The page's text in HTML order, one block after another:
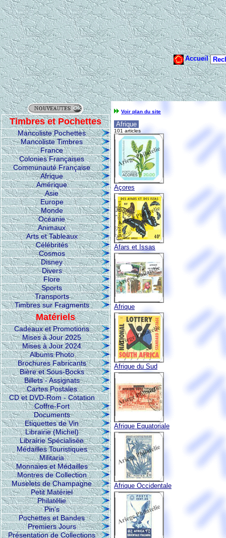
Timbres et Pochettes
Mancoliste Pochettes
Mancoliste Timbres
France
Colonies Françaises
Communauté Française
Afrique
Amérique
Asie
Europe
Monde
Océanie
Animaux
Arts et Tableaux
Célébrités
Cosmos
Disney
Divers
Flore
Sports
Transports
Timbres sur Fragments
Matériels
Cadeaux et Promotions
Mises à Jour 2025
Mises à Jour 2024
Albums Photo
Brochures Fabricants
Bière et Sous-Bocks
Billets - Assignats
Cartes Postales
CD et DVD-Rom - Cotation
Coffre-Fort
Documents
Etiquettes de Vin
Librairie (Michel)
Librairie Spécialisée
Médailles Touristiques
Militaria
Monnaies et Médailles
Montres de Collection
Muselets de Champagne
Petit Matériel
Philatélie
Pin's
Pochettes et Bandes
Premiers Jours
Présentation de Collections
Voir plan du site
Afrique
101 articles
Açores
Afars et Issas
Afrique
Afrique du Sud
Afrique Equatoriale
Afrique Occidentale